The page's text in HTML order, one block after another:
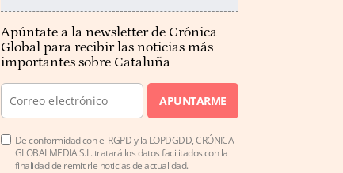
Apúntate a la newsletter de Crónica
Global para recibir las noticias más
importantes sobre Cataluña
APUNTARME
De conformidad con el RGPD y la LOPDGDD, CRÓNICA
GLOBALMEDIA S.L. tratará los datos facilitados con la
finalidad de remitirle noticias de actualidad.